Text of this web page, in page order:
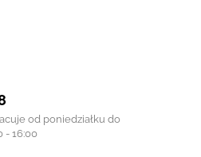
od poniedziałku do
- 16:00